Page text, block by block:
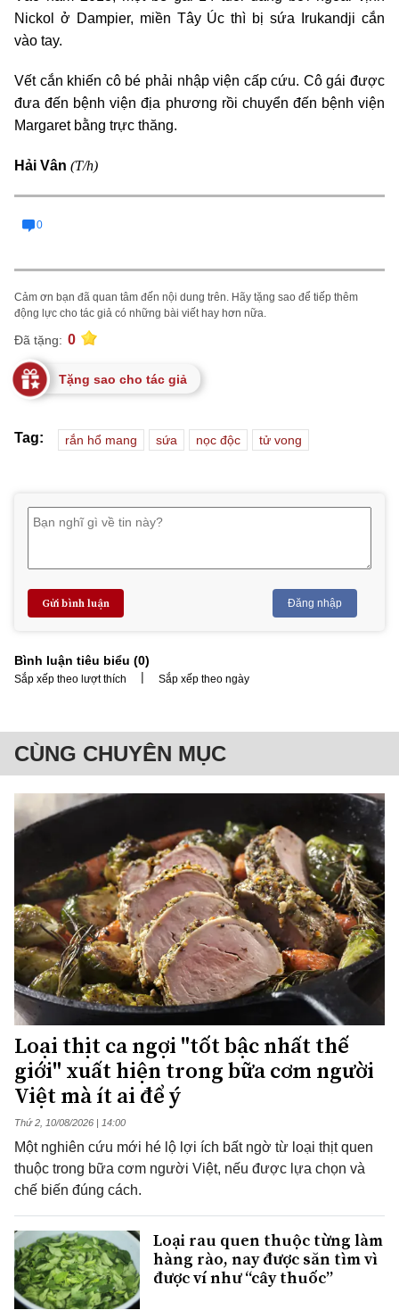
Nickol ở Dampier, miền Tây Úc thì bị sứa Irukandji cắn
vào tay.
Vết cắn khiến cô bé phải nhập viện cấp cứu. Cô gái được
đưa đến bệnh viện địa phương rồi chuyển đến bệnh viện
Margaret bằng trực thăng.
Hải Vân (T/h)
0
Cảm ơn bạn đã quan tâm đến nội dung trên. Hãy tặng sao để tiếp thêm
động lực cho tác giả có những bài viết hay hơn nữa.
Đã tặng: 0
Tặng sao cho tác giả
Tag: rắn hổ mang sứa nọc độc tử vong
Gửi bình luận Đăng nhập
Bình luận tiêu biểu (0)
Sắp xếp theo lượt thích | Sắp xếp theo ngày
CÙNG CHUYÊN MỤC
Loại thịt ca ngợi "tốt bậc nhất thế
giới" xuất hiện trong bữa cơm người
Việt mà ít ai để ý
Thứ 2, 10/08/2026 | 14:00
Một nghiên cứu mới hé lộ lợi ích bất ngờ từ loại thịt quen
thuộc trong bữa cơm người Việt, nếu được lựa chọn và
chế biến đúng cách.
Loại rau quen thuộc từng làm
hàng rào, nay được săn tìm vì
được ví như “cây thuốc”